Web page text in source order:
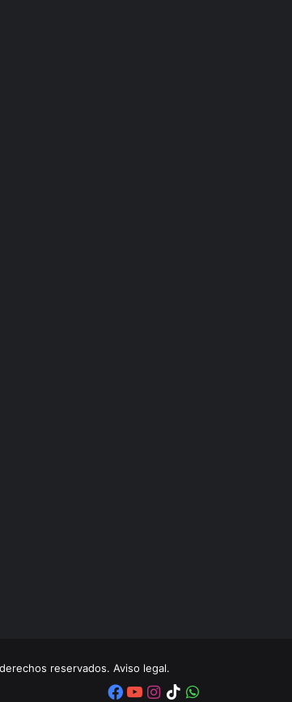
reservados. Aviso legal.
Facebook
YouTube
Instagram
TikTok